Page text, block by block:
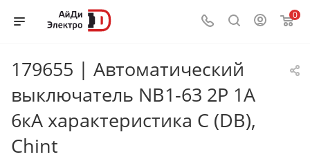
0
179655 | Автоматический
выключатель NB1-63 2P 1А
6кА характеристика C (DB),
Chint